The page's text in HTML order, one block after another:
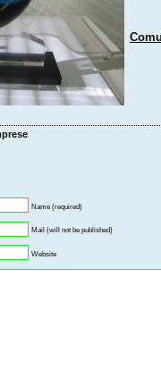
Name (required)
Mail (will not be published)
Website